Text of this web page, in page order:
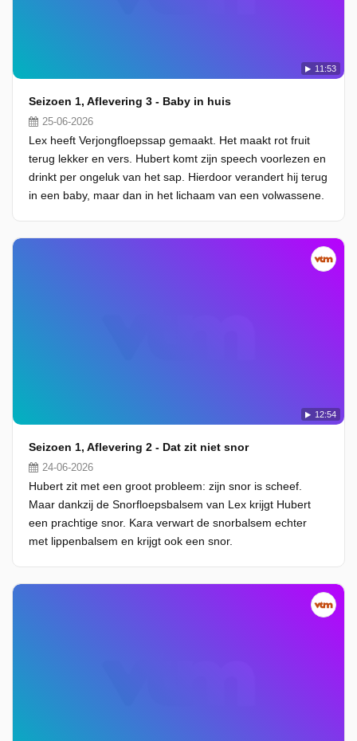
11:53
Seizoen 1, Aflevering 3 - Baby in huis
25-06-2026
Lex heeft Verjongfloepssap gemaakt. Het maakt rot fruit
terug lekker en vers. Hubert komt zijn speech voorlezen en
drinkt per ongeluk van het sap. Hierdoor verandert hij terug
in een baby, maar dan in het lichaam van een volwassene.
12:54
Seizoen 1, Aflevering 2 - Dat zit niet snor
24-06-2026
Hubert zit met een groot probleem: zijn snor is scheef.
Maar dankzij de Snorfloepsbalsem van Lex krijgt Hubert
een prachtige snor. Kara verwart de snorbalsem echter
met lippenbalsem en krijgt ook een snor.